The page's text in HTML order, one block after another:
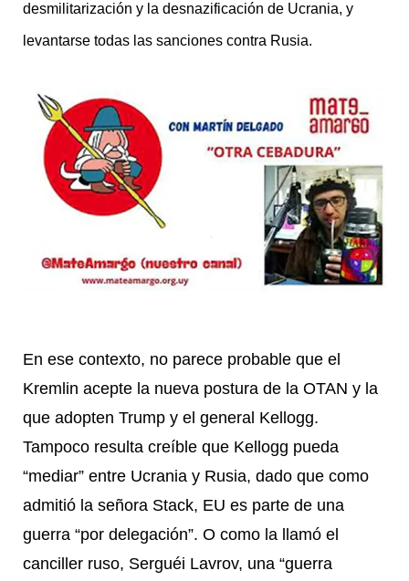
desmilitarización y la desnazificación de Ucrania, y
levantarse todas las sanciones contra Rusia.
En ese contexto, no parece probable que el
Kremlin acepte la nueva postura de la OTAN y la
que adopten Trump y el general Kellogg.
Tampoco resulta creíble que Kellogg pueda
“mediar” entre Ucrania y Rusia, dado que como
admitió la señora Stack, EU es parte de una
guerra “por delegación”. O como la llamó el
canciller ruso, Serguéi Lavrov, una “guerra